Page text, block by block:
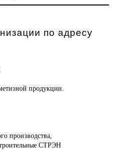
по адресу
продукции.
производства,
СТРЭН